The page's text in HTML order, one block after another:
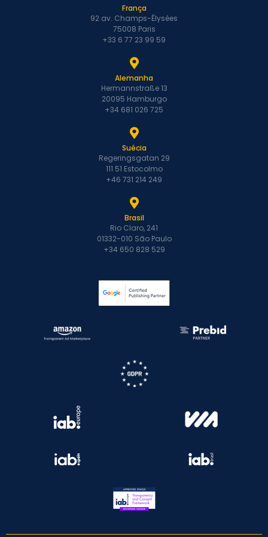
França
92 av. Champs-Élysées
75008 Paris
+33 6 77 23 99 59
Alemanha
Hermannstraße 13
20095 Hamburgo
+34 681 026 725
Suécia
Regeringsgatan 29
111 51 Estocolmo
+46 731 214 249
Brasil
Rio Claro, 241
01332-010 São Paulo
+34 650 828 529